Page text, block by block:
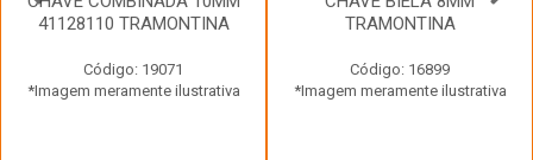
41128110 TRAMONTINA
Código: 19071
*Imagem meramente ilustrativa
TRAMONTINA
Código: 16899
*Imagem meramente ilustrativa